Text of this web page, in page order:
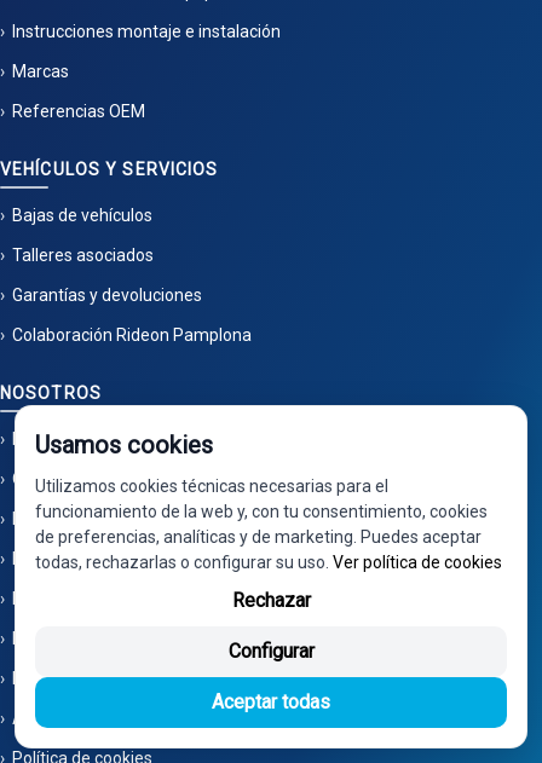
Instrucciones montaje e instalación
Marcas
Referencias OEM
VEHÍCULOS Y SERVICIOS
Bajas de vehículos
Talleres asociados
Garantías y devoluciones
Colaboración Rideon Pamplona
NOSOTROS
Mapa del sitio
Quiénes somos
Localización
Preguntas frecuentes
Política de privacidad
Aviso legal
Política de cookies
Usamos cookies
Utilizamos cookies técnicas necesarias para el
funcionamiento de la web y, con tu consentimiento, cookies
de preferencias, analíticas y de marketing. Puedes aceptar
todas, rechazarlas o configurar su uso. Ver política de cookies
Rechazar
Configurar
Aceptar todas